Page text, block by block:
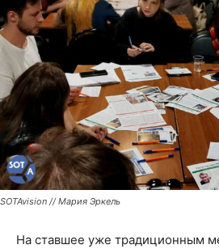
SOTAvision // Мария Эркель
На ставшее уже традиционным